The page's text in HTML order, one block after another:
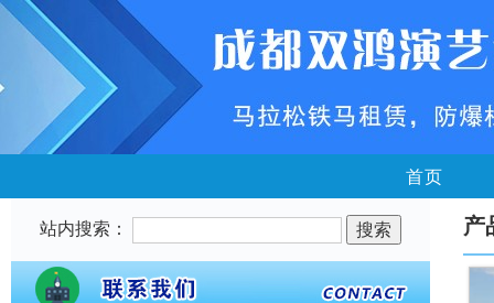
首页
站内搜索： 产